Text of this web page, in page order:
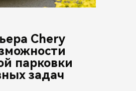
Chery
парковки
задач